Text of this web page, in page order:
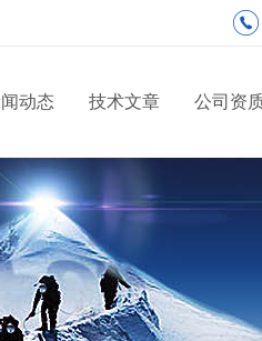
动态 技术文章 公司资